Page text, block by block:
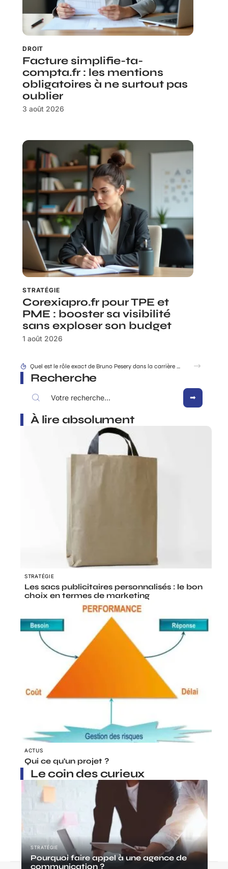
DROIT
Facture simplifie-ta-
compta.fr : les mentions
obligatoires à ne surtout pas
oublier
3 août 2026
STRATÉGIE
Corexiapro.fr pour TPE et
PME : booster sa visibilité
sans exploser son budget
1 août 2026
Facture simplifie-ta-compta.fr : les mentions obligatoires à ne surtout pas oublier
Recherche
À lire absolument
STRATÉGIE
Les sacs publicitaires personnalisés : le bon
choix en termes de marketing
ACTUS
Qui ce qu’un projet ?
Le coin des curieux
STRATÉGIE
Pourquoi faire appel à une agence de
communication ?